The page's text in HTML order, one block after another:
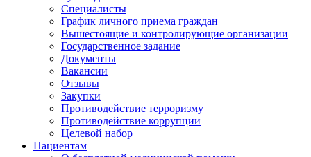
Специалисты
График личного приема граждан
Вышестоящие и контролирующие организации
Государственное задание
Документы
Вакансии
Отзывы
Закупки
Противодействие терроризму
Противодействие коррупции
Целевой набор
Пациентам